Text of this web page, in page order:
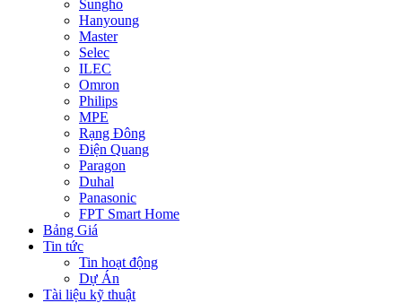
Sungho
Hanyoung
Master
Selec
ILEC
Omron
Philips
MPE
Rạng Đông
Điện Quang
Paragon
Duhal
Panasonic
FPT Smart Home
Bảng Giá
Tin tức
Tin hoạt động
Dự Án
Tài liệu kỹ thuật